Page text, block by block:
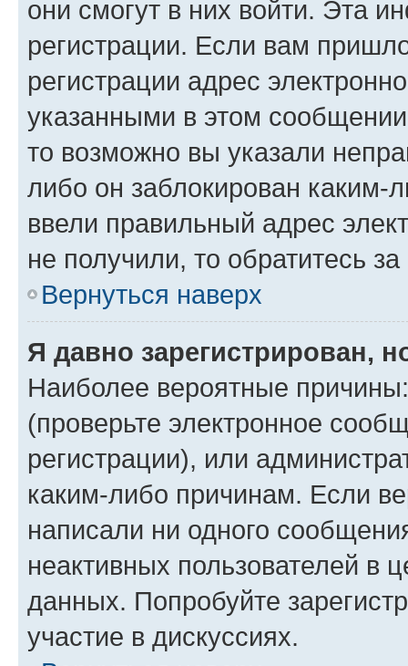
они смогут в них войти. Эта
регистрации. Если вам
регистрации адрес
указанными в этом
то возможно вы указали
либо он заблокирован
ввели правильный адрес
не получили, то обратитесь
Вернуться наверх
Я давно зарегистрирован,
Наиболее вероятные
(проверьте электронное
регистрации), или
каким-либо причинам. Если
написали ни одного
неактивных пользователей в
данных. Попробуйте
участие в дискуссиях.